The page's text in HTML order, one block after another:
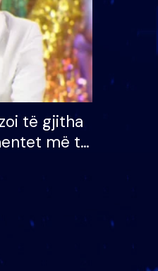
të gjitha
më të